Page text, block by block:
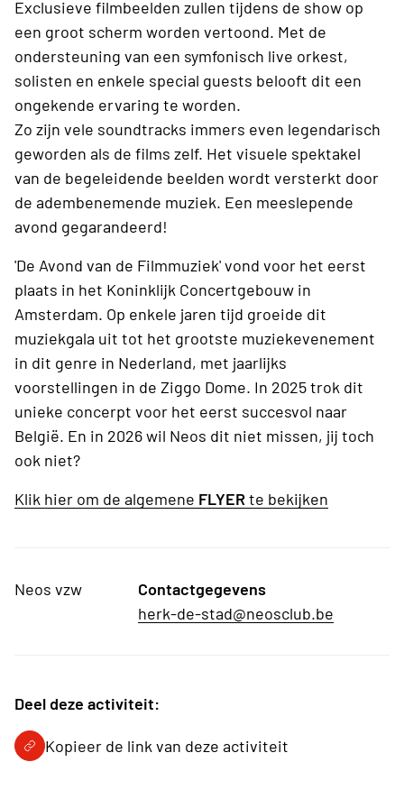
Exclusieve filmbeelden zullen tijdens de show op
een groot scherm worden vertoond. Met de
ondersteuning van een symfonisch live orkest,
solisten en enkele special guests belooft dit een
ongekende ervaring te worden.
Zo zijn vele soundtracks immers even legendarisch
geworden als de films zelf. Het visuele spektakel
van de begeleidende beelden wordt versterkt door
de adembenemende muziek. Een meeslepende
avond gegarandeerd!
'De Avond van de Filmmuziek' vond voor het eerst
plaats in het Koninklijk Concertgebouw in
Amsterdam. Op enkele jaren tijd groeide dit
muziekgala uit tot het grootste muziekevenement
in dit genre in Nederland, met jaarlijks
voorstellingen in de Ziggo Dome. In 2025 trok dit
unieke concerpt voor het eerst succesvol naar
België. En in 2026 wil Neos dit niet missen, jij toch
ook niet?
Klik hier om de algemene FLYERte bekijken
Neos vzw
Contactgegevens
herk-de-stad@neosclub.be
Deel deze activiteit:
Kopieer de link van deze activiteit